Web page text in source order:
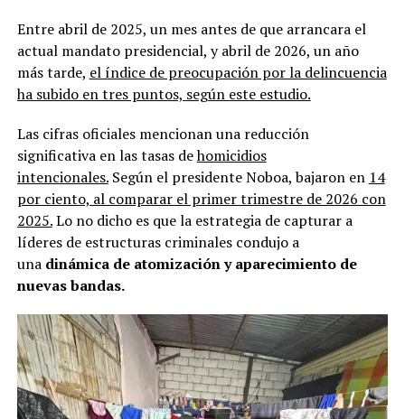
Entre abril de 2025, un mes antes de que arrancara el
actual mandato presidencial, y abril de 2026, un año
más tarde, el índice de preocupación por la delincuencia
ha subido en tres puntos, según este estudio.
Las cifras oficiales mencionan una reducción
significativa en las tasas dehomicidios
intencionales.Según el presidente Noboa, bajaron en 14
por ciento, al comparar el primer trimestre de 2026 con
2025.Lo no dicho es que la estrategia de capturar a
líderes de estructuras criminales condujo a
una dinámica de atomización y aparecimiento de
nuevas bandas.